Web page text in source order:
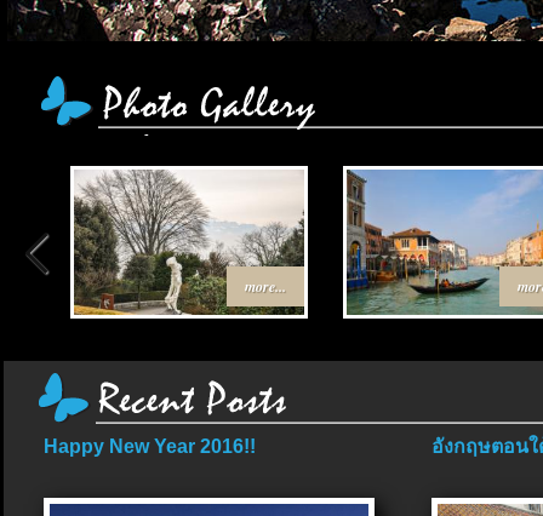
more...
Happy New Year 2016!! อังกฤษตอนใ